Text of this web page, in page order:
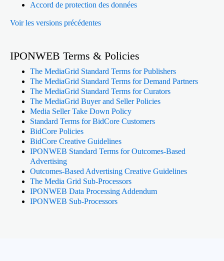
Accord de protection des données
Voir les versions précédentes
IPONWEB Terms & Policies
The MediaGrid Standard Terms for Publishers
The MediaGrid Standard Terms for Demand Partners
The MediaGrid Standard Terms for Curators
The MediaGrid Buyer and Seller Policies
Media Seller Take Down Policy
Standard Terms for BidCore Customers
BidCore Policies
BidCore Creative Guidelines
IPONWEB Standard Terms for Outcomes-Based
Advertising
Outcomes-Based Advertising Creative Guidelines
The Media Grid Sub-Processors
IPONWEB Data Processing Addendum
IPONWEB Sub-Processors